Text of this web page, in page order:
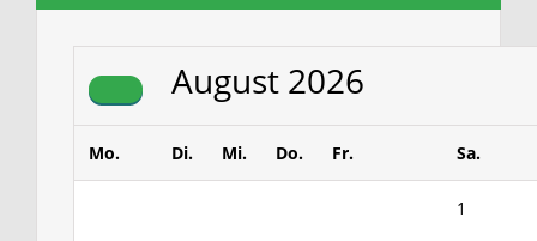
August 2026
Mo. Di. Mi. Do. Fr. Sa.
1